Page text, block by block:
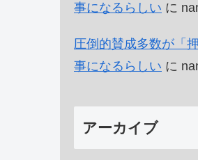
事になるらしい に
圧倒的賛成多数が「
事になるらしい に
アーカイブ